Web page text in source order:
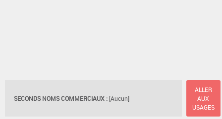
SECONDS NOMS COMMERCIAUX : [Aucun]
ALLER
AUX
USAGES